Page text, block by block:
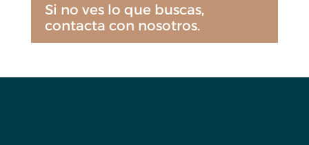
Si no ves lo que buscas,
contacta con nosotros.